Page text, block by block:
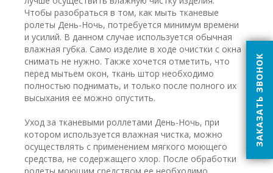
ЗАКАЗАТЬ ЗВОНОК
Чтобы разобраться в том, как мыть тканевые
ролеты День-Ночь, потребуется минимум времени
и усилий. В данном случае используется обычная
влажная губка. Само изделие в ходе очистки с окна
снимать не нужно. Также хочется отметить, что
перед мытьем окон, ткань штор необходимо
полностью поднимать, и только после полного их
высыхания ее можно опустить.
Уход за тканевыми роллетами День-Ночь, при
котором используется влажная чистка, можно
осуществлять с применением мягкого моющего
средства, не содержащего хлор. После обработки